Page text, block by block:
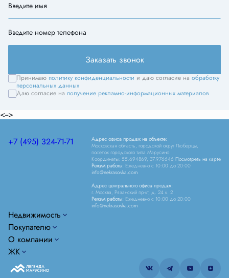
Введите имя
Введите номер телефона
Заказать звонок
Принимаю политику конфиденциальности и даю согласие на обработку
персональных данных
Даю согласие на получение рекламно-информационных материалов
<-->
Недвижимость
Покупателю
О компании
ЖК
+7 (495) 324-71-71
Адрес офиса продаж на объекте:
Московская область, городской округ Люберцы,
посёлок городского типа Марусино
Координаты: 55.694869, 37.976646 Посмотреть на карте
Режим работы: Ежедневно c 10:00 до 20:00
info@nekrasovka.com
Адрес центрального офиса продаж:
г. Москва, Рязанский пр-кт, д. 24 к. 2
Режим работы: Ежедневно c 10:00 до 20:00
info@nekrasovka.com